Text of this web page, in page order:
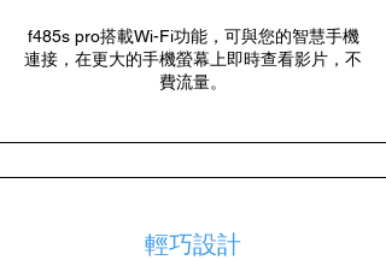
f485s pro搭載Wi-Fi功能，可與您的智慧手機
連接，在更大的手機螢幕上即時查看影片，不
費流量。
輕巧設計